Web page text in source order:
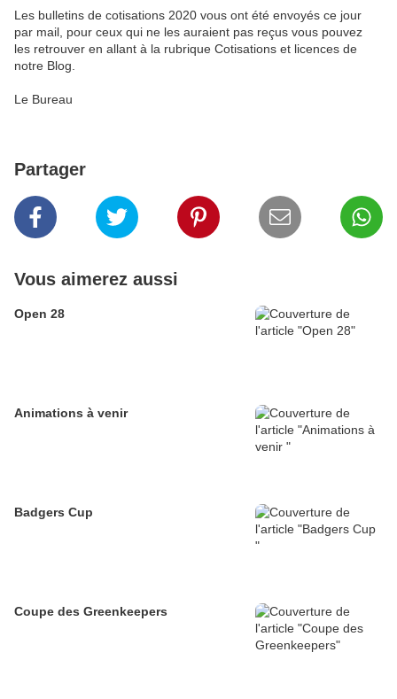
Les bulletins de cotisations 2020 vous ont été envoyés ce jour
par mail, pour ceux qui ne les auraient pas reçus vous pouvez
les retrouver en allant à la rubrique Cotisations et licences de
notre Blog.
Le Bureau
Partager
Vous aimerez aussi
Open 28
Animations à venir
Badgers Cup
Coupe des Greenkeepers